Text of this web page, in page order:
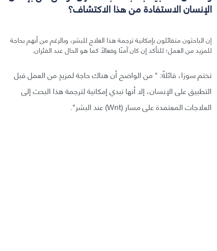
الإنسان الاستفادة من هذا الاكتشاف؟
إن الباحثون متفائلون بإمكانية ترجمة هذا العلاج للبشر، وبالرغم من أنهم بحاجة
للمزيد من العمل؛ للتأكد إن كان آمنًا وفعالًا كما هو الحال عند الفئران.
تختم سوزا، قائلةً: " من الواضح أن هناك حاجة لمزيدٍ من العمل قبل
التطبيق على الإنسان، إلا أنها تبدي إمكانية لترجمة هذا البحث إلى
العلاجات المعتمدة على مسار (Wnt) عند البشر".